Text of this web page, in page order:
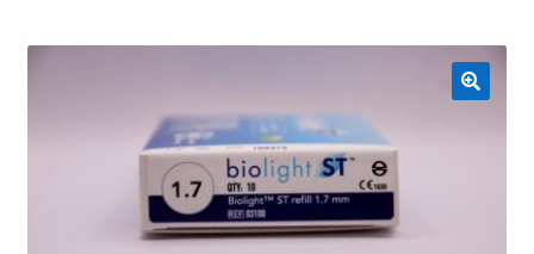
O nas
Zwroty i Reklamacje
Regulamin sklepu